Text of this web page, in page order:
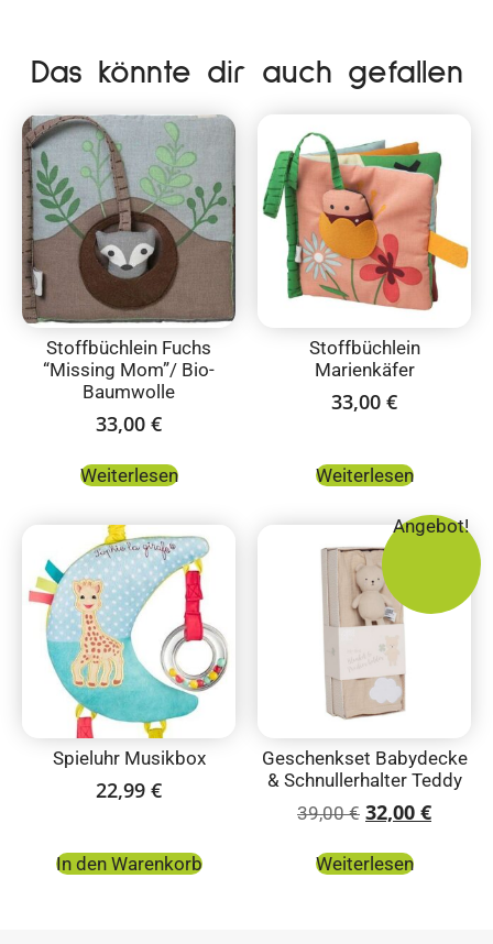
Das könnte dir auch gefallen
Stoffbüchlein Fuchs
“Missing Mom”/ Bio-
Baumwolle
33,00 €
Weiterlesen
Stoffbüchlein
Marienkäfer
33,00 €
Weiterlesen
Spieluhr Musikbox
22,99 €
In den Warenkorb
Angebot!
Geschenkset Babydecke
& Schnullerhalter Teddy
39,00€ 32,00 €
Weiterlesen